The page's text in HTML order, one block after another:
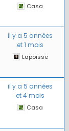
Casa
il y a 5 années
et 1 mois
Lapoisse
il y a 5 années
et 4 mois
Casa